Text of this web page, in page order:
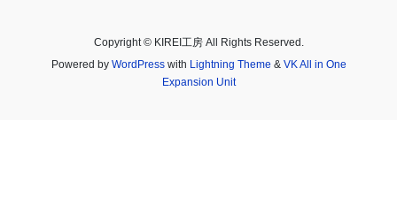
Copyright © KIREI工房 All Rights Reserved.
Powered by WordPresswith Lightning Theme & VK All in One
Expansion Unit